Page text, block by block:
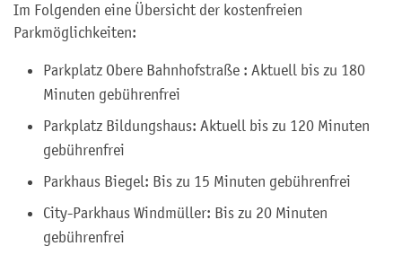
Im Folgenden eine Übersicht der kostenfreien
Parkmöglichkeiten:
Parkplatz Obere Bahnhofstraße : Aktuell bis zu 180
Minuten gebührenfrei
Parkplatz Bildungshaus: Aktuell bis zu 120 Minuten
gebührenfrei
Parkhaus Biegel: Bis zu 15 Minuten gebührenfrei
City-Parkhaus Windmüller: Bis zu 20 Minuten
gebührenfrei